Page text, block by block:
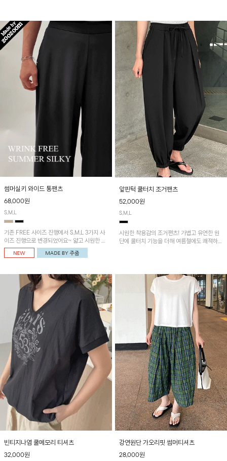
썸머실키 와이드 통팬츠
68,000원
S,M,L
기존 FREE 사이즈 진행에서 S,M,L 3가지 사
이즈 진행으로 변경되었어요~ 얇고 시원한 원
단으로 제작된 와이드팬츠! 베이직한 디자인으
로 코디 활용도가 높은 아이템이에요~
앞핀턱 쿨터치 조거팬츠
52,000원
S,M,L
시원한 착용감의 조거팬츠! 가볍고 유연한 원
단에 쿨터치 기능을 더해 여름철에도 쾌적하게
빈티지나염 쿨메모리 티셔츠
32,000원
강연원단 가오리핏 썸머티셔츠
28,000원